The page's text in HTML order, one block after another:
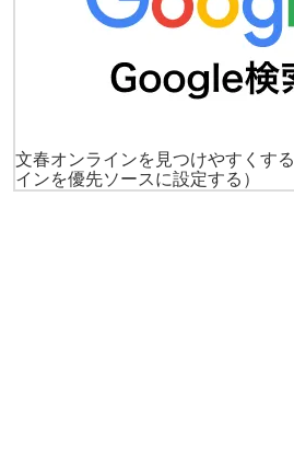
文春オンラインを見つけやすくする
インを優先ソースに設定する）